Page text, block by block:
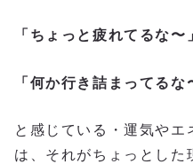
「ちょっと疲れてるな〜
「何か行き詰まってるな
と感じている・運気やエ
は、それがちょっとした